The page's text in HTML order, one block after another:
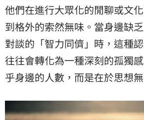
他們在進行大眾化的閒聊或文
到格外的索然無味。當身邊缺
對談的「智力同儕」時，這種
往往會轉化為一種深刻的孤獨
乎身邊的人數，而是在於思想